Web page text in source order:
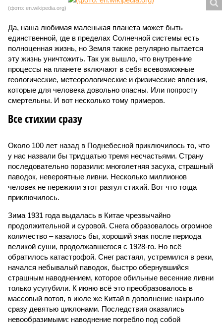
(фото: en.wikipedia.org)
Да, наша любимая маленькая планета может быть
единственной, где в пределах Солнечной системы есть
полноценная жизнь, но Земля также регулярно пытается
эту жизнь уничтожить. Так уж вышло, что внутренние
процессы на планете включают в себя всевозможные
геологические, метеорологические и физические явления,
которые для человека довольно опасны. Или попросту
смертельны. И вот несколько тому примеров.
Все стихии сразу
Около 100 лет назад в Поднебесной приключилось то, что
у нас назвали бы тридцатью тремя несчастьями. Страну
последовательно поразили: многолетняя засуха, страшный
паводок, невероятные ливни. Несколько миллионов
человек не пережили этот разгул стихий. Вот что тогда
приключилось.
Зима 1931 года выдалась в Китае чрезвычайно
продолжительной и суровой. Снега образовалось огромное
количество – казалось бы, хороший знак после периода
великой суши, продолжавшегося с 1928-го. Но всё
обратилось катастрофой. Снег растаял, устремился в реки,
начался небывалый паводок, быстро обернувшийся
страшным наводнением, которое обильные весенние ливни
только усугубили. К июню всё это преобразовалось в
массовый потоп, в июле же Китай в дополнение накрыло
сразу девятью циклонами. Последствия оказались
невообразимыми: наводнение погребло под собой